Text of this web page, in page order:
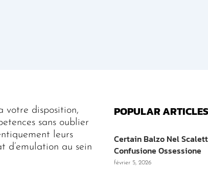
votre disposition,
sans oublier
leurs
d’emulation au sein
POPULAR ARTICLES
Certain Balzo Nel
Confusione Ossessione
février 5, 2026